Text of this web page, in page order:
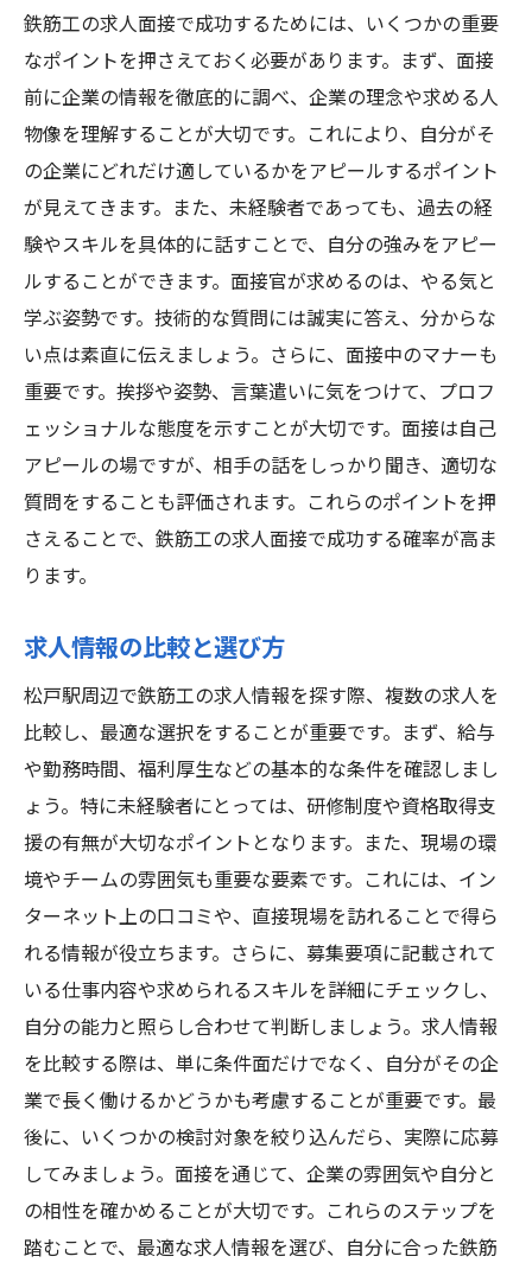
鉄筋工の求人面接で成功するためには、いくつかの重要
なポイントを押さえておく必要があります。まず、面接
前に企業の情報を徹底的に調べ、企業の理念や求める人
物像を理解することが大切です。これにより、自分がそ
の企業にどれだけ適しているかをアピールするポイント
が見えてきます。また、未経験者であっても、過去の経
験やスキルを具体的に話すことで、自分の強みをアピー
ルすることができます。面接官が求めるのは、やる気と
学ぶ姿勢です。技術的な質問には誠実に答え、分からな
い点は素直に伝えましょう。さらに、面接中のマナーも
重要です。挨拶や姿勢、言葉遣いに気をつけて、プロフ
ェッショナルな態度を示すことが大切です。面接は自己
アピールの場ですが、相手の話をしっかり聞き、適切な
質問をすることも評価されます。これらのポイントを押
さえることで、鉄筋工の求人面接で成功する確率が高ま
ります。
求人情報の比較と選び方
松戸駅周辺で鉄筋工の求人情報を探す際、複数の求人を
比較し、最適な選択をすることが重要です。まず、給与
や勤務時間、福利厚生などの基本的な条件を確認しまし
ょう。特に未経験者にとっては、研修制度や資格取得支
援の有無が大切なポイントとなります。また、現場の環
境やチームの雰囲気も重要な要素です。これには、イン
ターネット上の口コミや、直接現場を訪れることで得ら
れる情報が役立ちます。さらに、募集要項に記載されて
いる仕事内容や求められるスキルを詳細にチェックし、
自分の能力と照らし合わせて判断しましょう。求人情報
を比較する際は、単に条件面だけでなく、自分がその企
業で長く働けるかどうかも考慮することが重要です。最
後に、いくつかの検討対象を絞り込んだら、実際に応募
してみましょう。面接を通じて、企業の雰囲気や自分と
の相性を確かめることが大切です。これらのステップを
踏むことで、最適な求人情報を選び、自分に合った鉄筋